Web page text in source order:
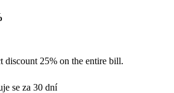
discount 25% on the entire bill.
se za 30 dní